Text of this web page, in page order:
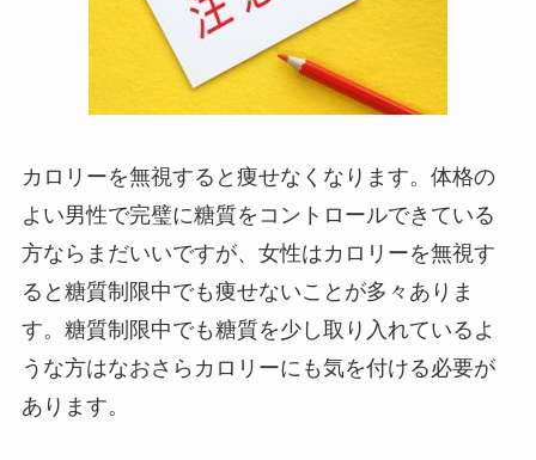
カロリーを無視すると痩せなくなります。体格の
よい男性で完璧に糖質をコントロールできている
方ならまだいいですが、女性はカロリーを無視す
ると糖質制限中でも痩せないことが多々ありま
す。糖質制限中でも糖質を少し取り入れているよ
うな方はなおさらカロリーにも気を付ける必要が
あります。